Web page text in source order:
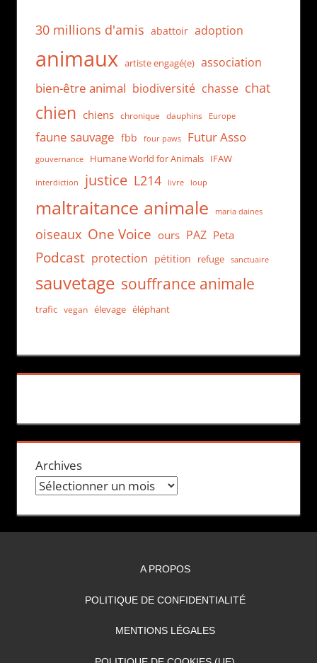
30 millions d'amis abattoir adoption
animaux artiste engagé(e) association
bien-être animal biodiversité chasse chat
chien chiens chronique dauphins Europe
faune sauvage fbb four paws Futur Asso
gouvernance Humane World for Animals IFAW
interdiction justice L214 livre loup
maltraitance animale maria daines
oiseaux One Voice ours PAZ Peta
Podcast protection pétition refuge sanctuaire
sauvetage souffrance animale
trafic vegan élevage éléphant
Archives
A PROPOS
POLITIQUE DE CONFIDENTIALITÉ
MENTIONS LÉGALES